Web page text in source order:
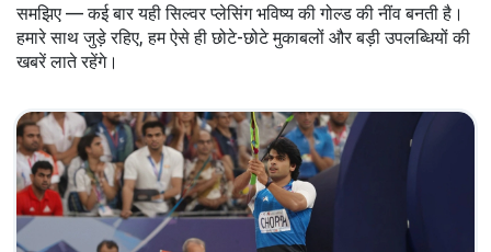
समझिए — कई बार यही सिल्वर प्लेसिंग भविष्य की गोल्ड की नींव बनती है।
हमारे साथ जुड़े रहिए, हम ऐसे ही छोटे-छोटे मुकाबलों और बड़ी उपलब्धियों की
खबरें लाते रहेंगे।